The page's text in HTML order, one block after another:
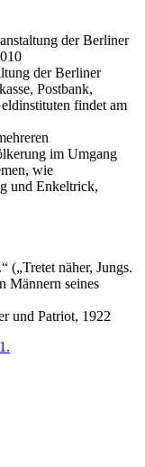
der Berliner
der Berliner
Postbank,
findet am
im Umgang
wie
und Enkeltrick,
(„Tretet näher, Jungs.
Männern seines
und Patriot, 1922